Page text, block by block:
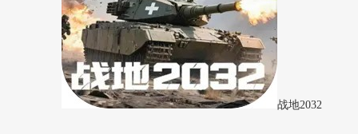
战地2032